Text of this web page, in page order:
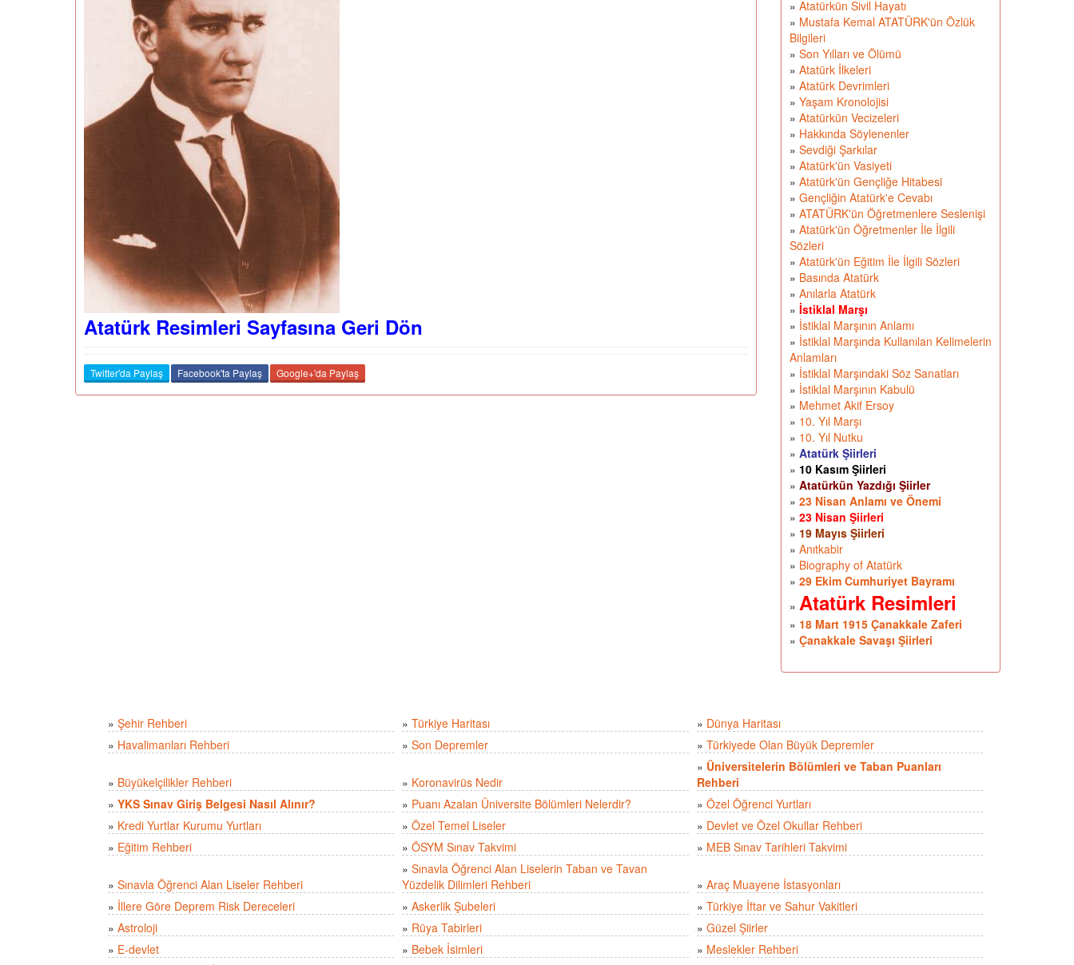
Atatürk Resimleri Sayfasına Geri Dön
Twitter'da Paylaş Facebook'ta Paylaş Google+'da Paylaş
» Atatürkün Sivil Hayatı
» Mustafa Kemal ATATÜRK'ün Özlük
Bilgileri
» Son Yılları ve Ölümü
» Atatürk İlkeleri
» Atatürk Devrimleri
» Yaşam Kronolojisi
» Atatürkün Vecizeleri
» Hakkında Söylenenler
» Sevdiği Şarkılar
» Atatürk'ün Vasiyeti
» Atatürk'ün Gençliğe Hitabesi
» Gençliğin Atatürk'e Cevabı
» ATATÜRK'ün Öğretmenlere Seslenişi
» Atatürk'ün Öğretmenler İle İlgili
Sözleri
» Atatürk'ün Eğitim İle İlgili Sözleri
» Basında Atatürk
» Anılarla Atatürk
» İstiklal Marşı
» İstiklal Marşının Anlamı
» İstiklal Marşında Kullanılan Kelimelerin
Anlamları
» İstiklal Marşındaki Söz Sanatları
» İstiklal Marşının Kabulü
» Mehmet Akif Ersoy
» 10. Yıl Marşı
» 10. Yıl Nutku
» Atatürk Şiirleri
» 10 Kasım Şiirleri
» Atatürkün Yazdığı Şiirler
» 23 Nisan Anlamı ve Önemi
» 23 Nisan Şiirleri
» 19 Mayıs Şiirleri
» Anıtkabir
» Biography of Atatürk
» 29 Ekim Cumhuriyet Bayramı
» Atatürk Resimleri
» 18 Mart 1915 Çanakkale Zaferi
» Çanakkale Savaşı Şiirleri
» Şehir Rehberi » Türkiye Haritası » Dünya Haritası
» Havalimanları Rehberi » Son Depremler » Türkiyede Olan Büyük Depremler
» Büyükelçilikler Rehberi » Koronavirüs Nedir
» Üniversitelerin Bölümleri ve Taban Puanları
Rehberi
» YKS Sınav Giriş Belgesi Nasıl Alınır? » Puanı Azalan Üniversite Bölümleri Nelerdir? » Özel Öğrenci Yurtları
» Kredi Yurtlar Kurumu Yurtları » Özel Temel Liseler » Devlet ve Özel Okullar Rehberi
» Eğitim Rehberi » ÖSYM Sınav Takvimi » MEB Sınav Tarihleri Takvimi
» Sınavla Öğrenci Alan Liseler Rehberi
» Sınavla Öğrenci Alan Liselerin Taban ve Tavan
Yüzdelik Dilimleri Rehberi
» Araç Muayene İstasyonları
» İllere Göre Deprem Risk Dereceleri » Askerlik Şubeleri » Türkiye İftar ve Sahur Vakitleri
» Astroloji » Rüya Tabirleri » Güzel Şiirler
» E-devlet » Bebek İsimleri » Meslekler Rehberi